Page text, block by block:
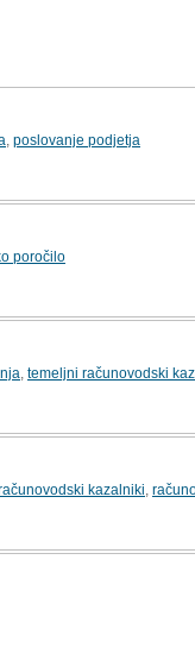
poslovanje podjetja
poročilo
temeljni računovodski
kazalniki